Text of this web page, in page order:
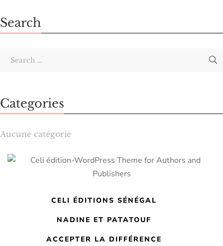
Search
Categories
Aucune catégorie
CELI ÉDITIONS SÉNÉGAL
NADINE ET PATATOUF
ACCEPTER LA DIFFÉRENCE